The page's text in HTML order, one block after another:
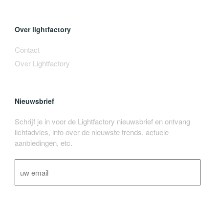
Over lightfactory
Contact
Over Lightfactory
Nieuwsbrief
Schrijf je in voor de Lightfactory nieuwsbrief en ontvang
lichtadvies, info over de nieuwste trends, actuele
aanbiedingen, etc.